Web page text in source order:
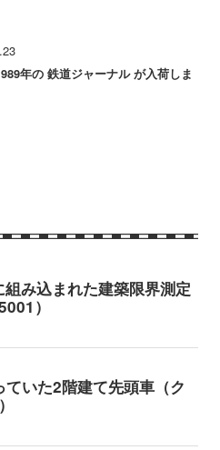
年の 鉄道ジャーナル が入荷しま